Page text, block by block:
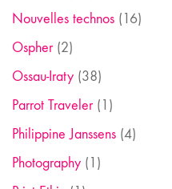
Nouvelles technos (16)
Ospher(2)
Ossau-Iraty (38)
Parrot Traveler(1)
Philippine Janssens (4)
Photography (1)